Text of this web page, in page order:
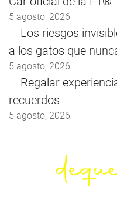
5 agosto, 2026
Los riesgos
a los gatos que
5 agosto, 2026
Regalar
recuerdos
5 agosto, 2026